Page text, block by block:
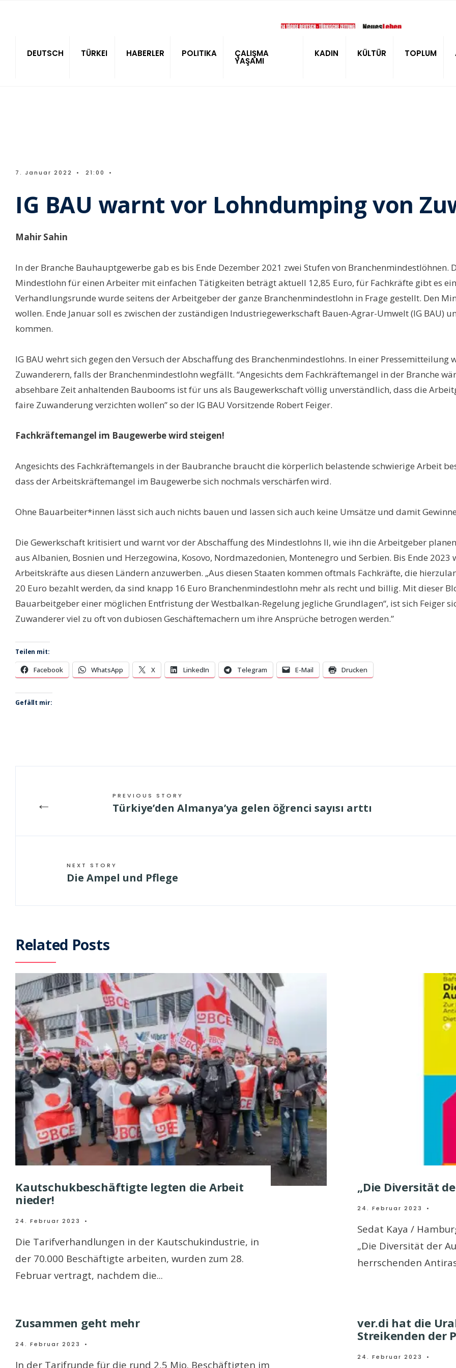
DEUTSCH TÜRKEI HABERLER POLITIKA ÇALIŞMA
YAŞAMI
KADIN KÜLTÜR TOPLUM
7. Januar 2022 • 21:00 •
IG BAU warnt vor Lohndumping von
Mahir Sahin
In der Branche Bauhauptgewerbe gab es bis Ende Dezember 2021 zwei Stufen von Branchenmindestlöhnen.
Mindestlohn für einen Arbeiter mit einfachen Tätigkeiten beträgt aktuell 12,85 Euro, für Fachkräfte gibt es
Verhandlungsrunde wurde seitens der Arbeitgeber der ganze Branchenmindestlohn in Frage gestellt. Den
wollen. Ende Januar soll es zwischen der zuständigen Industriegewerkschaft Bauen-Agrar-Umwelt (IG BAU)
kommen.
IG BAU wehrt sich gegen den Versuch der Abschaffung des Branchenmindestlohns. In einer
Zuwanderern, falls der Branchenmindestlohn wegfällt. “Angesichts dem Fachkräftemangel in der Branche
absehbare Zeit anhaltenden Baubooms ist für uns als Baugewerkschaft völlig unverständlich, dass die
faire Zuwanderung verzichten wollen” so der IG BAU Vorsitzende Robert Feiger.
Fachkräftemangel im Baugewerbe wird steigen!
Angesichts des Fachkräftemangels in der Baubranche braucht die körperlich belastende schwierige Arbeit
dass der Arbeitskräftemangel im Baugewerbe sich nochmals verschärfen wird.
Ohne Bauarbeiter*innen lässt sich auch nichts bauen und lassen sich auch keine Umsätze und damit
Die Gewerkschaft kritisiert und warnt vor der Abschaffung des Mindestlohns II, wie ihn die Arbeitgeber
aus Albanien, Bosnien und Herzegowina, Kosovo, Nordmazedonien, Montenegro und Serbien. Bis Ende
Arbeitskräfte aus diesen Ländern anzuwerben. „Aus diesen Staaten kommen oftmals Fachkräfte, die
20 Euro bezahlt werden, da sind knapp 16 Euro Branchenmindestlohn mehr als recht und billig. Mit dieser
Bauarbeitgeber einer möglichen Entfristung der Westbalkan-Regelung jegliche Grundlagen“, ist sich Feiger
Zuwanderer viel zu oft von dubiosen Geschäftemachern um ihre Ansprüche betrogen werden.”
Teilen mit:
Facebook WhatsApp X LinkedIn Telegram E-Mail Drucken
Gefällt mir:
← PREVIOUS STORY
Türkiye’den Almanya’ya gelen öğrenci sayısı arttı
NEXT STORY
Die Ampel und Pflege
Related Posts
Kautschukbeschäftigte legten die Arbeit
nieder!
24. Februar 2023 •
Die Tarifverhandlungen in der Kautschukindustrie, in
der 70.000 Beschäftigte arbeiten, wurden zum 28.
Februar vertragt, nachdem die...
„Die Diversität
24. Februar 2023 •
Sedat Kaya /
„Die Diversität der
herrschenden
Zusammen geht mehr
24. Februar 2023 •
In der Tarifrunde für die rund 2,5 Mio. Beschäftigten im
ver.di hat die
Streikenden der
24. Februar 2023 •